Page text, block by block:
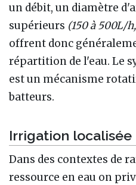
un débit, un diamètre
supérieurs (150 à 500L/
offrent donc
répartition de l'eau. Le
est un mécanisme
batteurs.
Irrigation localisée
Dans des contextes de
ressource en eau on